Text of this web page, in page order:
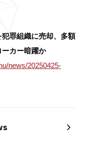
犯罪組織に売却、多額
カー暗躍か
news/20250425-